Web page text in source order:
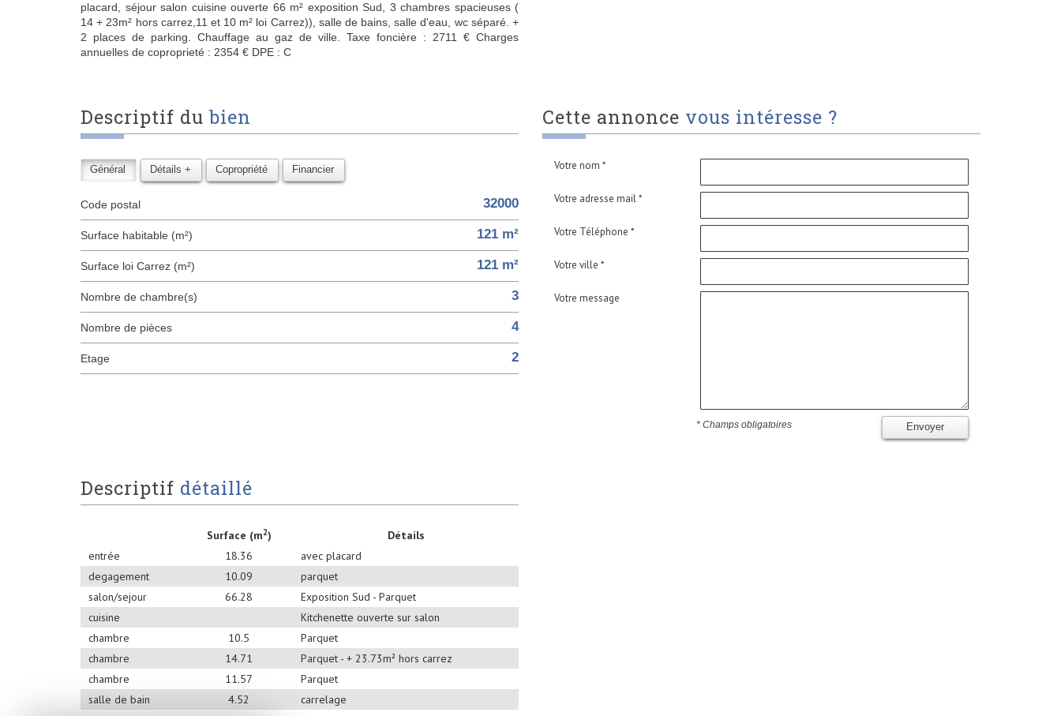
placard, séjour salon cuisine ouverte 66 m² exposition Sud, 3 chambres spacieuses (
14 + 23m² hors carrez,11 et 10 m² loi Carrez)), salle de bains, salle d'eau, wc séparé. +
2 places de parking. Chauffage au gaz de ville. Taxe foncière : 2711 € Charges
annuelles de coproprieté : 2354 € DPE : C
descriptif du bien
Général Détails + Copropriété Financier
Code postal 32000
Surface habitable (m²) 121 m²
Surface loi Carrez (m²) 121 m²
Nombre de chambre(s) 3
Nombre de pièces 4
Etage 2
cette annonce vous intéresse ?
Votre nom *
Votre adresse mail *
Votre Téléphone *
Votre ville *
Votre message
Envoyer
* Champs obligatoires
descriptif détaillé
Surface (m2)
Détails
entrée
18.36
avec placard
degagement
10.09
parquet
salon/sejour
66.28
Exposition Sud - Parquet
cuisine
Kitchenette ouverte sur salon
chambre
10.5
Parquet
chambre
14.71
Parquet - + 23.73m² hors carrez
chambre
11.57
Parquet
salle de bain
4.52
carrelage